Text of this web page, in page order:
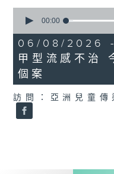
seconds
5
minutes,
35
seconds
00:00
06/08/2026 -
甲型流感不治
個案
訪問：亞洲兒童